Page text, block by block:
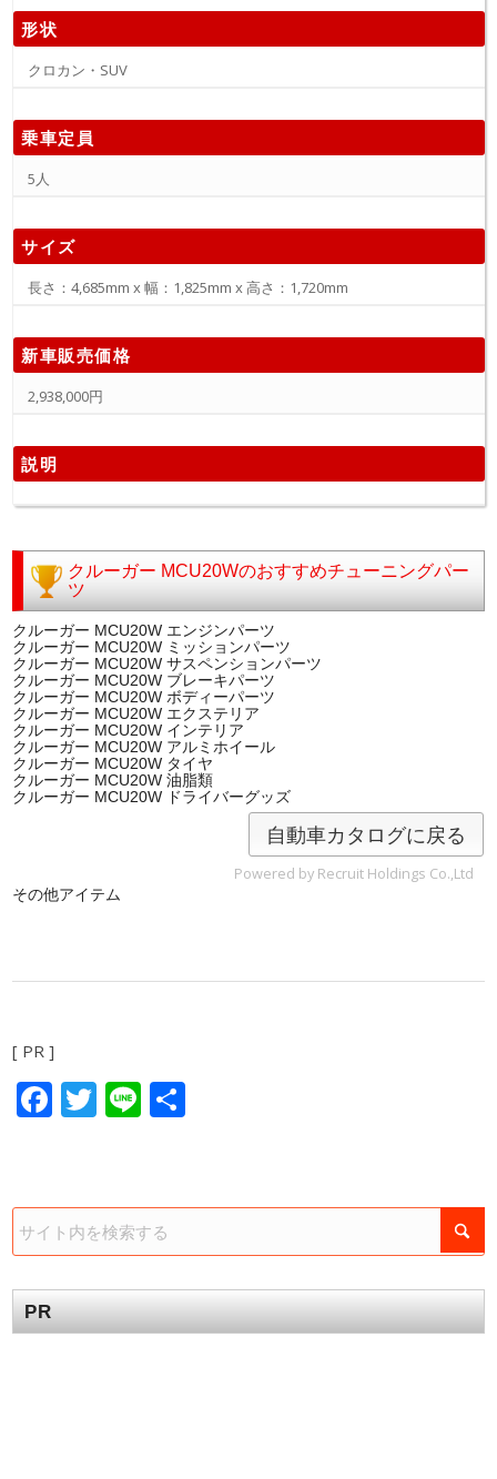
形状
クロカン・SUV
乗車定員
5人
サイズ
長さ：4,685mm x 幅：1,825mm x 高さ：1,720mm
新車販売価格
2,938,000円
説明
クルーガー MCU20Wのおすすめチューニングパー
ツ
クルーガー MCU20W エンジンパーツ
クルーガー MCU20W ミッションパーツ
クルーガー MCU20W サスペンションパーツ
クルーガー MCU20W ブレーキパーツ
クルーガー MCU20W ボディーパーツ
クルーガー MCU20W エクステリア
クルーガー MCU20W インテリア
クルーガー MCU20W アルミホイール
クルーガー MCU20W タイヤ
クルーガー MCU20W 油脂類
クルーガー MCU20W ドライバーグッズ
自動車カタログに戻る
Powered by Recruit Holdings Co.,Ltd
その他アイテム
[ PR ]
Facebook
Twitter
Line
PR